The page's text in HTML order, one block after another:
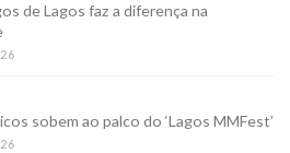
de Lagos faz a diferença na
sobem ao palco do ‘Lagos MMFest’